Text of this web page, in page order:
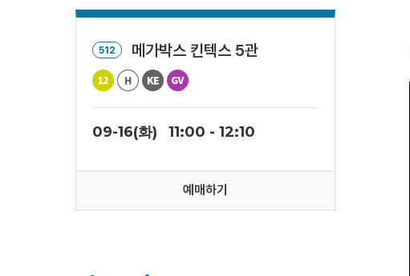
512 메가박스 킨텍스 5관
09-16(화) 11:00 - 12:10
예매하기